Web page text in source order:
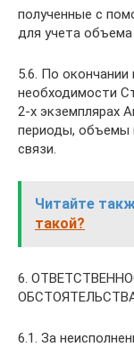
полученные с
для учета объема
5.6. По окончании
необходимости
2-х экземплярах
периоды, объемы
связи.
Читайте
такой?
6.
6.1. За